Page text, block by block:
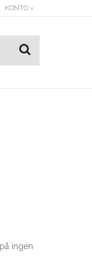
KONTO
ingen